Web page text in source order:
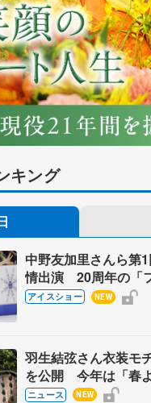
キング
中野友加里さんら第
情出演 20周年の「
ス」 宮本賢二さん
アイスショー NEW
羽生結弦さん衣装モ
を公開 今年は「春
の瑞鳳殿
ニュース NEW